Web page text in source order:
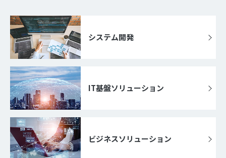
システム開発
IT基盤ソリューション
ビジネスソリューション